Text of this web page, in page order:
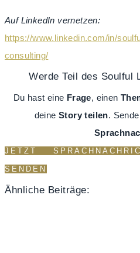
Auf LinkedIn vernetzen:
https://www.linkedin.com/in/
consulting/
Werde Teil des Soulful
Du hast eine Frage, einen
deine Story teilen.
JETZT
SENDEN
Ähnliche Beiträge: